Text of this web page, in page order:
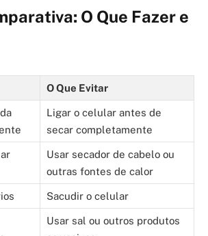
O Que Fazer e
O Que Evitar
Ligar o celular antes de
secar completamente
Usar secador de cabelo ou
outras fontes de calor
Sacudir o celular
Usar sal ou outros produtos